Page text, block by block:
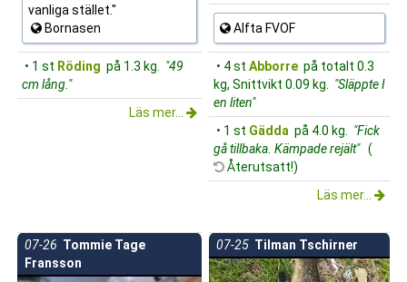
vanliga stället."
Bornasen
• 1 st Röding på 1.3 kg.
"49
cm lång."
Läs mer...
Alfta FVOF
• 4 st Abborre på totalt 0.3
kg, Snittvikt 0.09 kg.
"Släppte I
en liten"
• 1 st Gädda på 4.0 kg.
"Fick
gå tillbaka. Kämpade rejält" (
Återutsatt!)
Läs mer...
07-26 Tommie Tage
Fransson
07-25 Tilman Tschirner